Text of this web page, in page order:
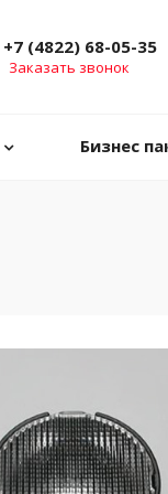
+7 (4822) 68-05-35
Заказать звонок
Бизнес